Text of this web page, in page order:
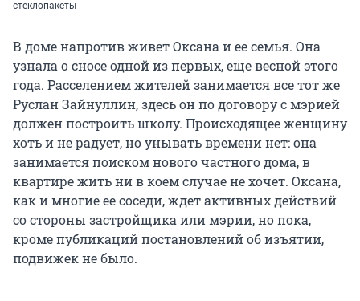
стеклопакеты
В доме напротив живет Оксана и ее семья. Она
узнала о сносе одной из первых, еще весной этого
года. Расселением жителей занимается все тот же
Руслан Зайнуллин, здесь он по договору с мэрией
должен построить школу. Происходящее женщину
хоть и не радует, но унывать времени нет: она
занимается поиском нового частного дома, в
квартире жить ни в коем случае не хочет. Оксана,
как и многие ее соседи, ждет активных действий
со стороны застройщика или мэрии, но пока,
кроме публикаций постановлений об изъятии,
подвижек не было.